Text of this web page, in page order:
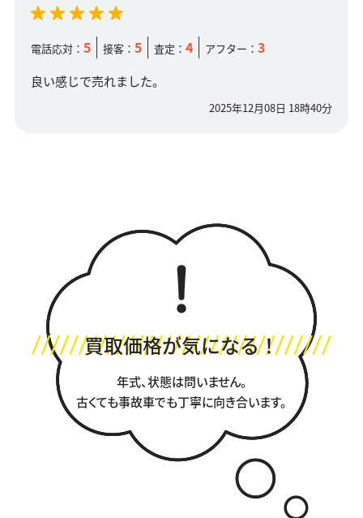
電話応対： 5 接客： 5 査定： 4 アフター： 3
良い感じで売れました。
2025年12月08日 18時40分
買取価格が気になる！
年式、状態は問いません。
古くても事故車でも丁寧に向き合います。